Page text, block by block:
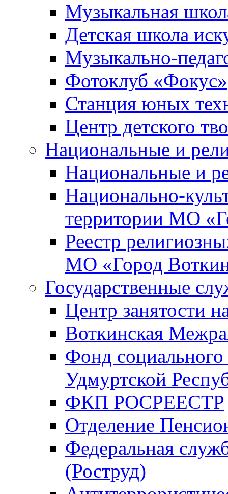
Музыкальная
Детская школа
Музыкально-
Фотоклуб «Фокус»
Станция юных
Центр детского
Национальные и
Национальные и
Национально-
территории МО
Реестр
МО «Город
Государственные
Центр занятости
Воткинская
Фонд
Удмуртской
ФКП РОСРЕЕСТР
Отделение
Федеральная
(Роструд)